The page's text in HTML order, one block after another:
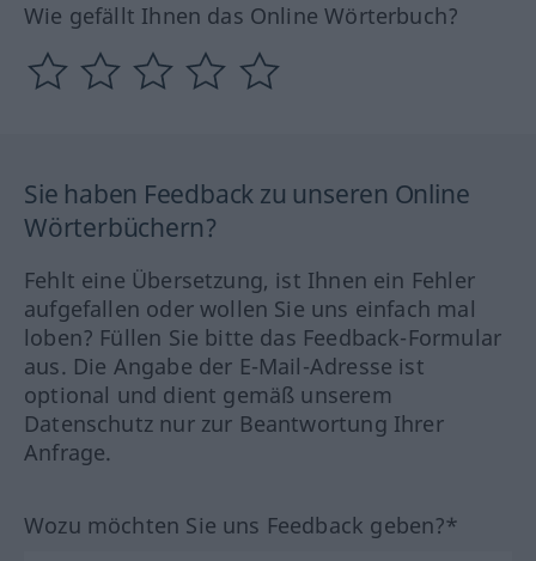
Wie gefällt Ihnen das Online Wörterbuch?
Sie haben Feedback zu unseren Online
Wörterbüchern?
Fehlt eine Übersetzung, ist Ihnen ein Fehler
aufgefallen oder wollen Sie uns einfach mal
loben? Füllen Sie bitte das Feedback-Formular
aus. Die Angabe der E-Mail-Adresse ist
optional und dient gemäß unserem
Datenschutz nur zur Beantwortung Ihrer
Anfrage.
Wozu möchten Sie uns Feedback geben?*